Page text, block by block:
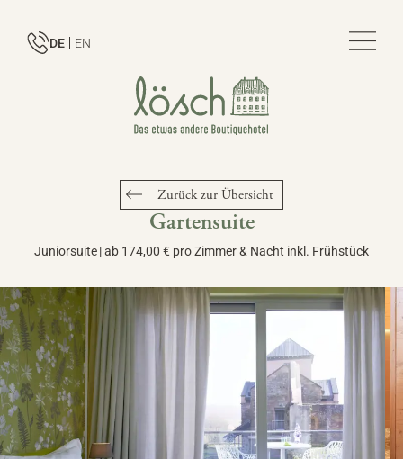
DE EN
Zurück zur Übersicht
Gartensuite
Juniorsuite|ab 174,00 € pro Zimmer & Nacht inkl. Frühstück